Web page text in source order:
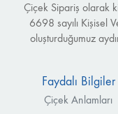
Çiçek Sipariş olarak
6698 sayılı Kişisel
oluşturduğumuz
Faydalı Bilgiler
Çiçek Anlamları